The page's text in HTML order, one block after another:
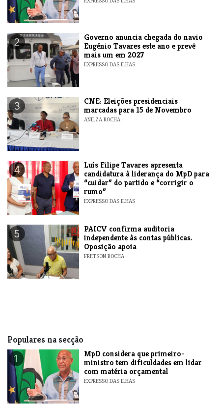
2
Governo anuncia chegada do navio
Eugénio Tavares este ano e prevê
mais um em 2027
EXPRESSO DAS ILHAS
3
CNE: Eleições presidenciais
marcadas para 15 de Novembro
ANILZA ROCHA
4
Luís Filipe Tavares apresenta
candidatura à liderança do MpD para
“cuidar” do partido e “corrigir o
rumo”
EXPRESSO DAS ILHAS
5
​PAICV confirma auditoria
independente às contas públicas.
Oposição apoia
FRETSON ROCHA
Populares na secção
1
MpD considera que primeiro-
ministro tem dificuldades em lidar
com matéria orçamental
EXPRESSO DAS ILHAS